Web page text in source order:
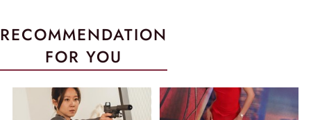
RECOMMENDATION
FOR YOU